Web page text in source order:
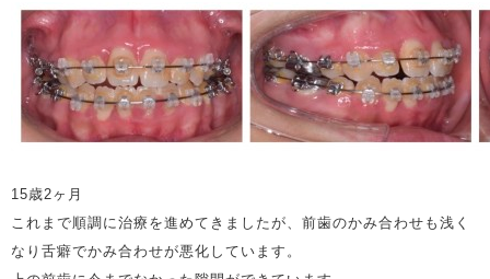
15歳2ヶ月
これまで順調に治療を進めてきましたが、前歯のかみ合わせも浅く
なり舌癖でかみ合わせが悪化しています。